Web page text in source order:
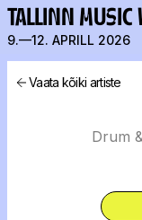
TALLINN MUSIC
9.—12. APRILL 2026
Vaata kõiki artiste
Drum